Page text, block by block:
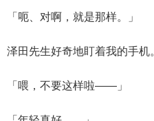
「呃、对啊，就是那样。」
泽田先生好奇地盯着我的手机
「喂，不要这样啦——」